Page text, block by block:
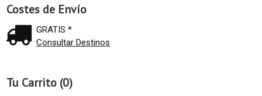
Costes de Envío
GRATIS *
Consultar Destinos
Tu Carrito (0)